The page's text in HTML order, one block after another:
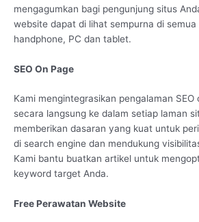
mengagumkan bagi pengunjung situs
website dapat di lihat sempurna di
handphone, PC dan tablet.
SEO On Page
Kami mengintegrasikan pengalaman
secara langsung ke dalam setiap laman
memberikan dasaran yang kuat untuk
di search engine dan mendukung
Kami bantu buatkan artikel untuk
keyword target Anda.
Free Perawatan Website